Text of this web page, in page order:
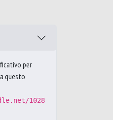
per
questo
1028